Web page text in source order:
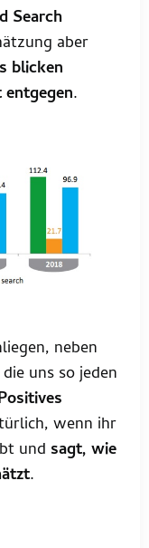
Search
aber
blicken
.
neben
uns so jeden
wenn ihr
und sagt, wie
.